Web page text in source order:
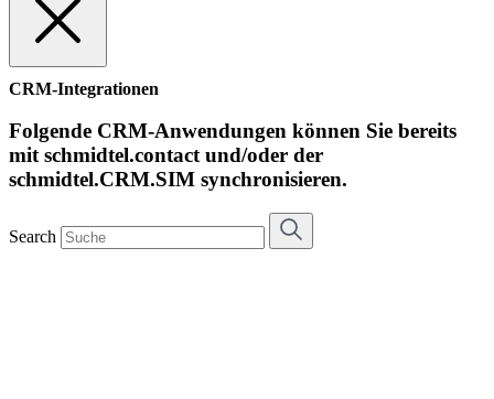
CRM-Integrationen
Folgende CRM-Anwendungen können Sie bereits
mit schmidtel.contact und/oder der
schmidtel.CRM.SIM synchronisieren.
Search